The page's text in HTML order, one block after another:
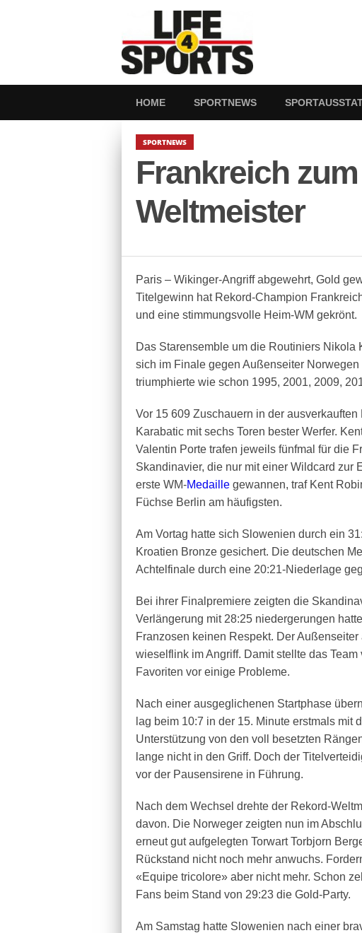
HOME SPORTNEWS
SPORTNEWS
Frankreich
Weltmeister
Paris – Wikinger-Angriff abgewehrt, Gold
Titelgewinn hat Rekord-Champion
und eine stimmungsvolle Heim-WM gekrönt.
Das Starensemble um die Routiniers
sich im Finale gegen Außenseiter Norwegen
triumphierte wie schon 1995, 2001, 2009,
Vor 15 609 Zuschauern in der
Karabatic mit sechs Toren bester Werfer.
Valentin Porte trafen jeweils fünfmal für die
Skandinavier, die nur mit einer Wildcard zur
erste WM-Medaille gewannen, traf Kent
Füchse Berlin am häufigsten.
Am Vortag hatte sich Slowenien durch ein
Kroatien Bronze gesichert. Die deutschen
Achtelfinale durch eine 20:21-Niederlage
Bei ihrer Finalpremiere zeigten die
Verlängerung mit 28:25 niedergerungen
Franzosen keinen Respekt. Der
wieselflink im Angriff. Damit stellte das
Favoriten vor einige Probleme.
Nach einer ausgeglichenen Startphase
lag beim 10:7 in der 15. Minute erstmals mit
Unterstützung von den voll besetzten
lange nicht in den Griff. Doch der
vor der Pausensirene in Führung.
Nach dem Wechsel drehte der Rekord-
davon. Die Norweger zeigten nun im
erneut gut aufgelegten Torwart Torbjorn
Rückstand nicht noch mehr anwuchs.
«Equipe tricolore» aber nicht mehr. Schon
Fans beim Stand von 29:23 die Gold-Party.
Am Samstag hatte Slowenien nach einer